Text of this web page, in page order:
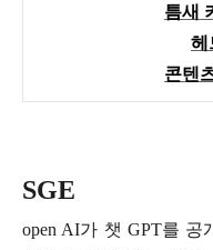
틈새
헤
콘텐
SGE
open AI가 챗 GPT를 공